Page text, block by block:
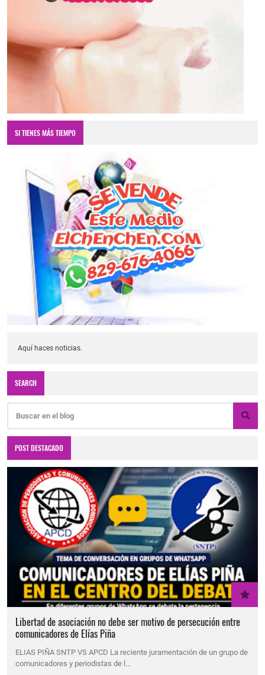
SI TIENES MÁS TIEMPO
Aquí haces noticias.
SEARCH
POST DESTACADO
Libertad de asociación no debe ser motivo de persecución entre
comunicadores de Elías Piña
ELIAS PIÑA SNTP VS APCD La reciente juramentación de un grupo de
comunicadores y periodistas de l…